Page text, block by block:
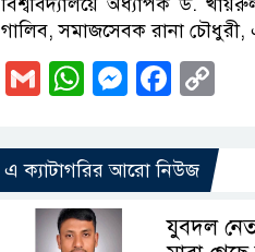
গালিব, সমাজসেবক রানা
GmailWhatsApp
এ ক্যাটাগরির আরো নিউজ
যুবদল